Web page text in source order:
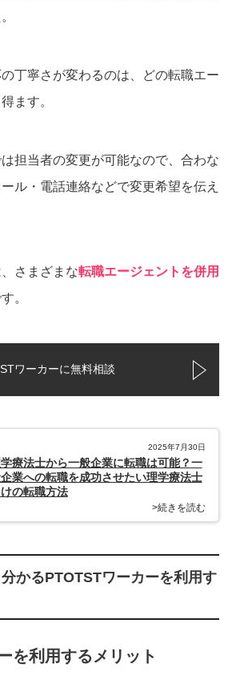
丁寧さが変わるのは、どの転職エー
ます。
担当者の変更が可能なので、合わな
ル・電話連絡などで変更希望を伝え
さまざまな転職エージェントを併用
。
ワーカーに無料相談
2025年7月30日
療法士から一般企業に転職は可能？一
業への転職を成功させたい理学療法士
の転職方法
>続きを読む
かるPTOTSTワーカーを利用す
を利用するメリット